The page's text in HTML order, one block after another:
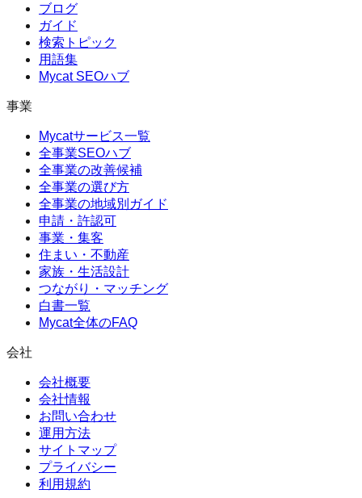
ブログ
ガイド
検索トピック
用語集
Mycat SEOハブ
事業
Mycatサービス一覧
全事業SEOハブ
全事業の改善候補
全事業の選び方
全事業の地域別ガイド
申請・許認可
事業・集客
住まい・不動産
家族・生活設計
つながり・マッチング
白書一覧
Mycat全体のFAQ
会社
会社概要
会社情報
お問い合わせ
運用方法
サイトマップ
プライバシー
利用規約